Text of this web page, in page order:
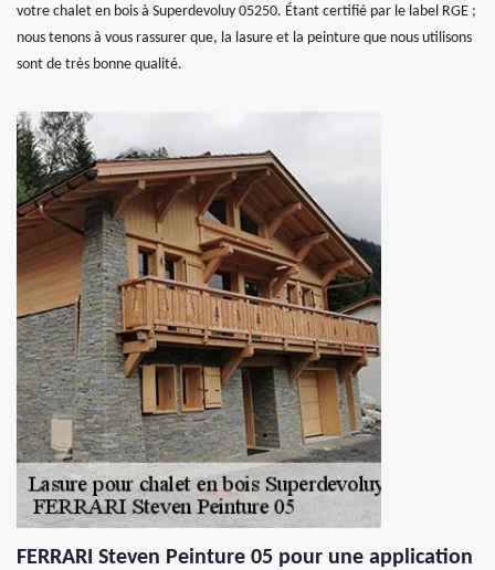
votre chalet en bois à Superdevoluy 05250. Étant certifié par le label RGE ;
nous tenons à vous rassurer que, la lasure et la peinture que nous utilisons
sont de très bonne qualité.
FERRARI Steven Peinture 05 pour une application